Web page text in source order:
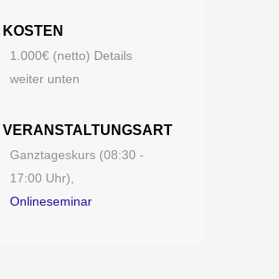
KOSTEN
1.000€ (netto) Details
weiter unten
VERANSTALTUNGSART
Ganztageskurs (08:30 -
17:00 Uhr),
Onlineseminar